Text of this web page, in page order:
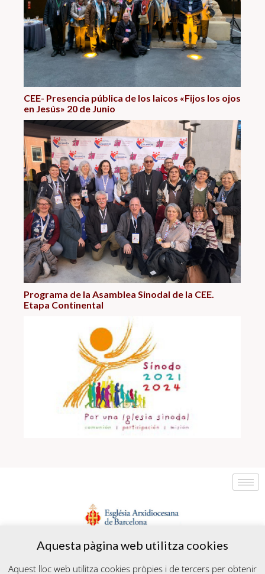
CEE- Presencia pública de los laicos «Fijos los ojos
en Jesús» 20 de Junio
Programa de la Asamblea Sinodal de la CEE.
Etapa Continental
Aquesta pàgina web utilitza cookies
Aquest lloc web utilitza cookies pròpies i de tercers per obtenir